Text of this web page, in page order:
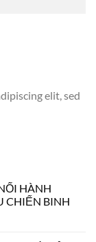
elit, sed
HÀNH
CHIẾN BINH